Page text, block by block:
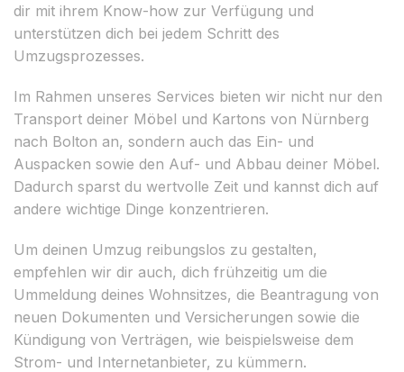
dir mit ihrem Know-how zur Verfügung und
unterstützen dich bei jedem Schritt des
Umzugsprozesses.
Im Rahmen unseres Services bieten wir nicht nur den
Transport deiner Möbel und Kartons von Nürnberg
nach Bolton an, sondern auch das Ein- und
Auspacken sowie den Auf- und Abbau deiner Möbel.
Dadurch sparst du wertvolle Zeit und kannst dich auf
andere wichtige Dinge konzentrieren.
Um deinen Umzug reibungslos zu gestalten,
empfehlen wir dir auch, dich frühzeitig um die
Ummeldung deines Wohnsitzes, die Beantragung von
neuen Dokumenten und Versicherungen sowie die
Kündigung von Verträgen, wie beispielsweise dem
Strom- und Internetanbieter, zu kümmern.